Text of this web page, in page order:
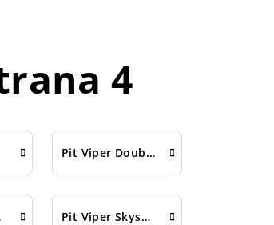
4
Pit Viper Double Wide
Pit Viper Skysurfer